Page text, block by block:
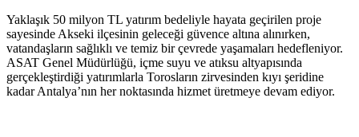
Yaklaşık 50 milyon TL yatırım bedeliyle hayata geçirilen proje
sayesinde Akseki ilçesinin geleceği güvence altına alınırken,
vatandaşların sağlıklı ve temiz bir çevrede yaşamaları hedefleniyor.
ASAT Genel Müdürlüğü, içme suyu ve atıksu altyapısında
gerçekleştirdiği yatırımlarla Torosların zirvesinden kıyı şeridine
kadar Antalya’nın her noktasında hizmet üretmeye devam ediyor.